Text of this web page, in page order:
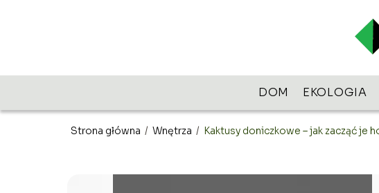
DOM EKOLOGIA
Strona główna / Wnętrza / Kaktusy doniczkowe – jak zacząć je